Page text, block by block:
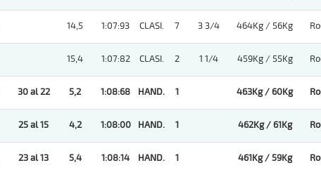
14,5 1:07:93 CLASI. 7 3 3/4 464Kg / 56Kg
15,4 1:07:82 CLASI. 2 1 1/4 459Kg / 55Kg
30 al 22 5,2 1:08:68 HAND. 1 463Kg / 60Kg
25 al 15 4,2 1:08:00 HAND. 1 462Kg / 61Kg
23 al 13 5,4 1:08:14 HAND. 1 461Kg / 59Kg